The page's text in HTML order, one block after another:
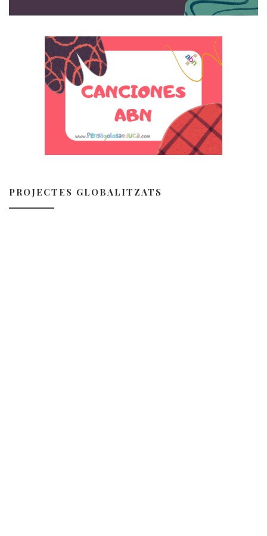
PROJECTES GLOBALITZATS